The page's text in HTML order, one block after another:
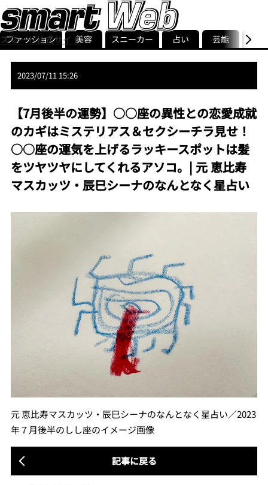
スマート公式サイト
smart最新号
記事一覧ランキング
ストリ
ファッション 美容 スニーカー 占い 芸能 グル
2023/07/11 15:26
【7月後半の運勢】○○座の異性との恋愛成就
のカギはミステリアス＆セクシーチラ見せ！
○○座の運気を上げるラッキースポットは髪
をツヤツヤにしてくれるアソコ。| 元 恵比寿
マスカッツ・辰巳シーナのなんとなく星占い
元 恵比寿マスカッツ・辰巳シーナのなんとなく星占い／2023
年７月後半のしし座のイメージ画像
記事に戻る